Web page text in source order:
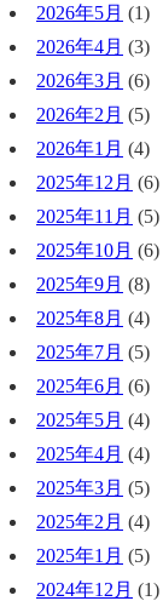
2026年5月 (1)
2026年4月 (3)
2026年3月 (6)
2026年2月 (5)
2026年1月 (4)
2025年12月 (6)
2025年11月 (5)
2025年10月 (6)
2025年9月 (8)
2025年8月 (4)
2025年7月 (5)
2025年6月 (6)
2025年5月 (4)
2025年4月 (4)
2025年3月 (5)
2025年2月 (4)
2025年1月 (5)
2024年12月 (1)